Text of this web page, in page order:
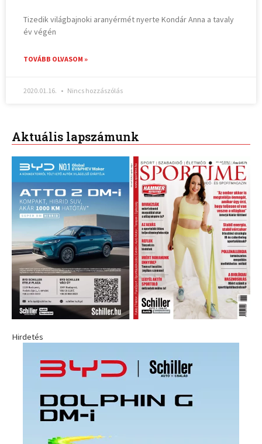
Tizedik világbajnoki aranyérmét nyerte Kondár Anna a tavaly
év végén
TOVÁBB OLVASOM »
2020.01.16. Nincs hozzászólás
Aktuális lapszámunk
Hirdetés